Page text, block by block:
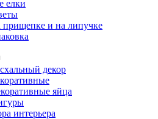
елки
прищепке и на липучке
декор
яйца
интерьера